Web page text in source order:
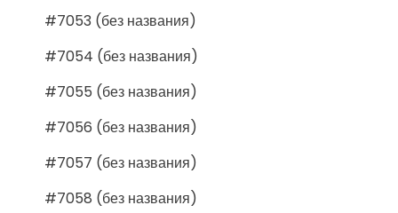
#7053 (без названия)
#7054 (без названия)
#7055 (без названия)
#7056 (без названия)
#7057 (без названия)
#7058 (без названия)